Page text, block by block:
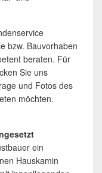
bzw. Bauvorhaben
beraten. Für
Sie uns
und Fotos des
möchten.
ein
Hauskamin